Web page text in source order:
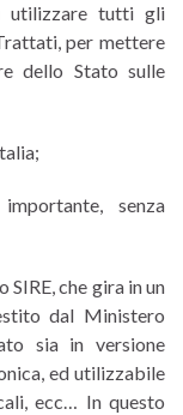
utilizzare tutti gli
per mettere
dello Stato sulle
senza
SIRE, che gira in un
dal Ministero
sia in versione
ed utilizzabile
ecc… In questo